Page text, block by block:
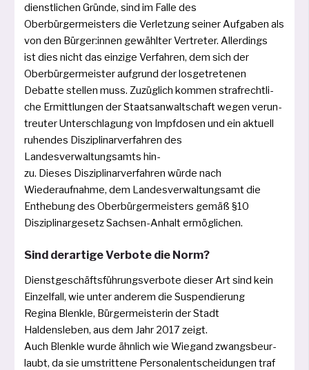
dienst­li­chen Gründe, sind im Falle des
Oberbürgermeisters die Verletzung sei­ner Aufgaben als
von den Bürger:innen gewähl­ter Vertreter. Allerdings
ist dies nicht das ein­zi­ge Verfahren, dem sich der
Oberbürgermeister auf­grund der los­ge­tre­te­nen
Debatte stel­len muss. Zuzüglich kom­men straf­recht­li­
che Ermittlungen der Staatsanwaltschaft wegen ver­un­
treu­ter Unterschlagung von Impfdosen und ein aktu­ell
ruhen­des Disziplinarverfahren des
Landesverwaltungsamts hin­
zu. Dieses Disziplinarverfahren wür­de nach
Wiederaufnahme, dem Landesverwaltungsamt die
Enthebung des Oberbürgermeisters gemäß §10
Disziplinargesetz Sachsen-Anhalt ermöglichen.
Sind derartige Verbote die Norm?
Dienstgeschäftsführungsverbote die­ser Art sind kein
Einzelfall, wie unter ande­rem die Suspendierung
Regina Blenkle, Bürgermeisterin der Stadt
Haldensleben, aus dem Jahr 2017 zeigt.
Auch Blenkle wur­de ähn­lich wie Wiegand zwangs­be­ur­
laubt, da sie umstrit­te­ne Personalentscheidungen traf